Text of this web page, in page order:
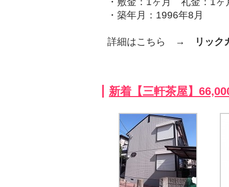
・築年月：1996年8月
詳細はこちら → リッ
新着【三軒茶屋】